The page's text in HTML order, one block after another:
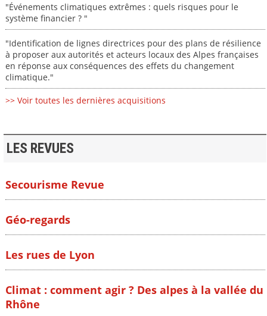
"Événements climatiques extrêmes : quels risques pour le
système financier ? "
"Identification de lignes directrices pour des plans de résilience
à proposer aux autorités et acteurs locaux des Alpes françaises
en réponse aux conséquences des effets du changement
climatique."
>> Voir toutes les dernières acquisitions
LES REVUES
Secourisme Revue
Géo-regards
Les rues de Lyon
Climat : comment agir ? Des alpes à la vallée du
Rhône